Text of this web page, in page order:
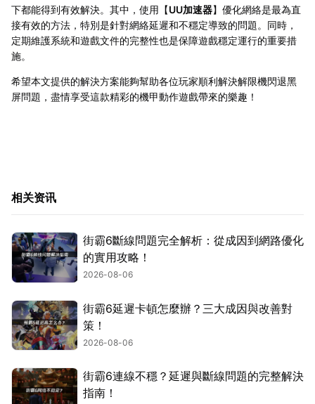
下都能得到有效解決。其中，使用【UU加速器】優化網絡是最為直
接有效的方法，特別是針對網絡延遲和不穩定導致的問題。同時，
定期維護系統和遊戲文件的完整性也是保障遊戲穩定運行的重要措
施。
希望本文提供的解決方案能夠幫助各位玩家順利解決解限機閃退黑
屏問題，盡情享受這款精彩的機甲動作遊戲帶來的樂趣！
相关资讯
街霸6斷線問題完全解析：從成因到網路優化
的實用攻略！
2026-08-06
街霸6延遲卡頓怎麼辦？三大成因與改善對
策！
2026-08-06
街霸6連線不穩？延遲與斷線問題的完整解決
指南！